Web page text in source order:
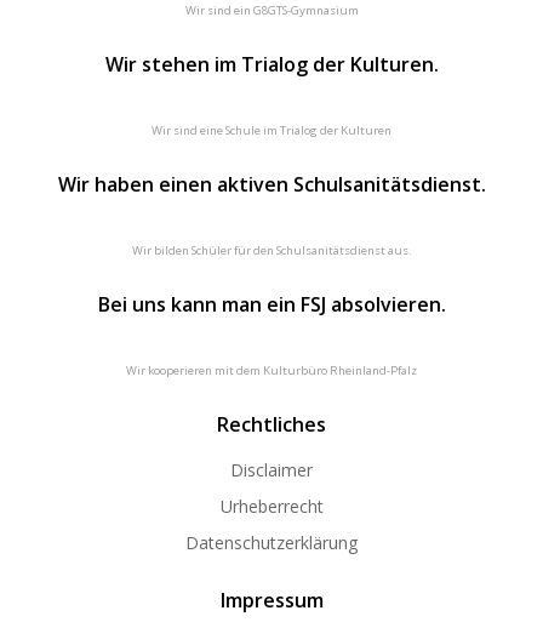
Wir sind ein G8GTS-Gymnasium
Wir stehen im Trialog der Kulturen.
Wir sind eine Schule im Trialog der Kulturen
Wir haben einen aktiven Schulsanitätsdienst.
Wir bilden Schüler für den Schulsanitätsdienst aus.
Bei uns kann man ein FSJ absolvieren.
Wir kooperieren mit dem Kulturbüro Rheinland-Pfalz
Rechtliches
Disclaimer
Urheberrecht
Datenschutzerklärung
Impressum